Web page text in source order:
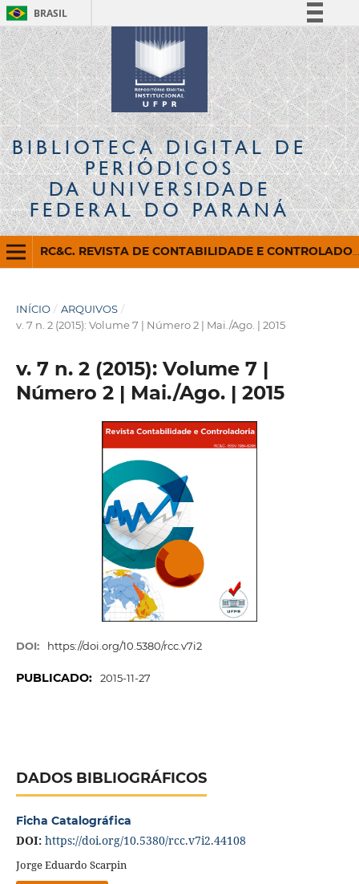
BRASIL
Simplifique!
Comunica BR
Participe
Acesso à informação
Legislação
Canais
BIBLIOTECA DIGITALDE
PERIÓDICOS
DA UNIVERSIDADE
FEDERAL DO PARANÁ
RC&C. REVISTA DE CONTABILIDADE E CONTROLADORIA
INÍCIO / ARQUIVOS /
v. 7 n. 2 (2015): Volume 7 | Número 2 | Mai./Ago. | 2015
v. 7 n. 2 (2015): Volume 7 |
Número 2 | Mai./Ago. | 2015
DOI: https://doi.org/10.5380/rcc.v7i2
PUBLICADO: 2015-11-27
DADOS BIBLIOGRÁFICOS
Ficha Catalográfica
DOI: https://doi.org/10.5380/rcc.v7i2.44108
Jorge Eduardo Scarpin